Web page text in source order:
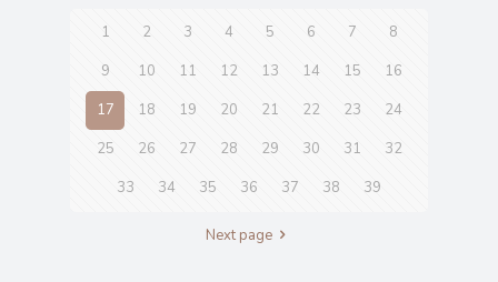
1 2 3 4 5 6 7
8
9
10 11 12 13 14 15
16
17
18 19 20 21 22 23
24
25
26 27 28 29 30 31
32
33
34 35 36 37 38 39
Next page